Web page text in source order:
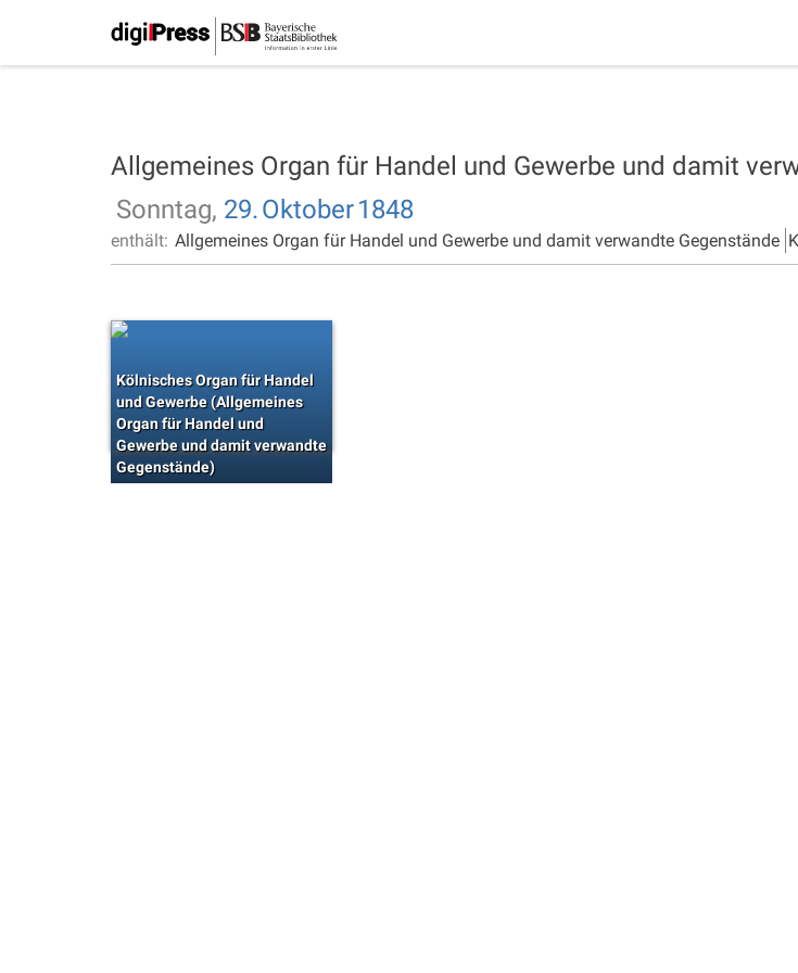
Allgemeines Organ für Handel und Gewerbe und damit
Sonntag, 29.Oktober1848
enthält: Allgemeines Organ für Handel und Gewerbe und damit verwandte Gegenstände
Kölnisches Organ für Handel
und Gewerbe (Allgemeines
Organ für Handel und
Gewerbe und damit verwandte
Gegenstände)